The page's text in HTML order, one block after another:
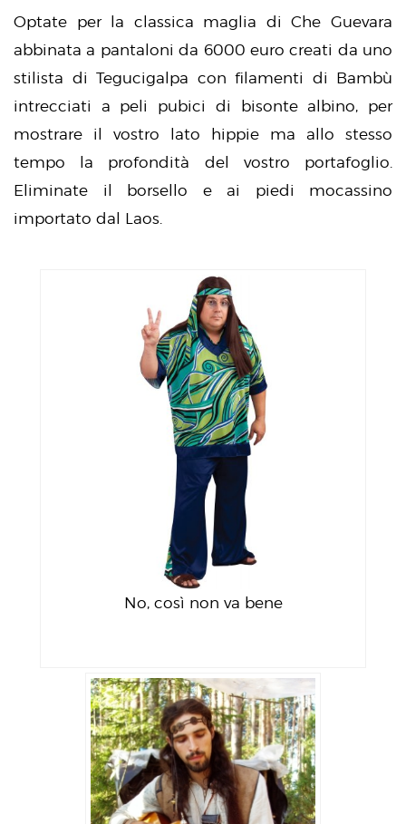
Optate per la classica maglia di Che Guevara
abbinata a pantaloni da 6000 euro creati da uno
stilista di Tegucigalpa con filamenti di Bambù
intrecciati a peli pubici di bisonte albino, per
mostrare il vostro lato hippie ma allo stesso
tempo la profondità del vostro portafoglio.
Eliminate il borsello e ai piedi mocassino
importato dal Laos.
No, così non va bene